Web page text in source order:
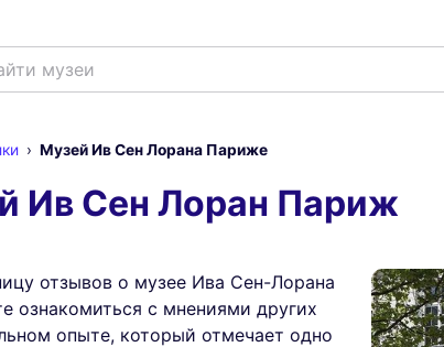
музе
Музей Ив Сен Лорана Париже
Ив Сен Лоран Париж
отзывов о музее Ива Сен-Лорана
ознакомиться с мнениями других
опыте, который отмечает одно